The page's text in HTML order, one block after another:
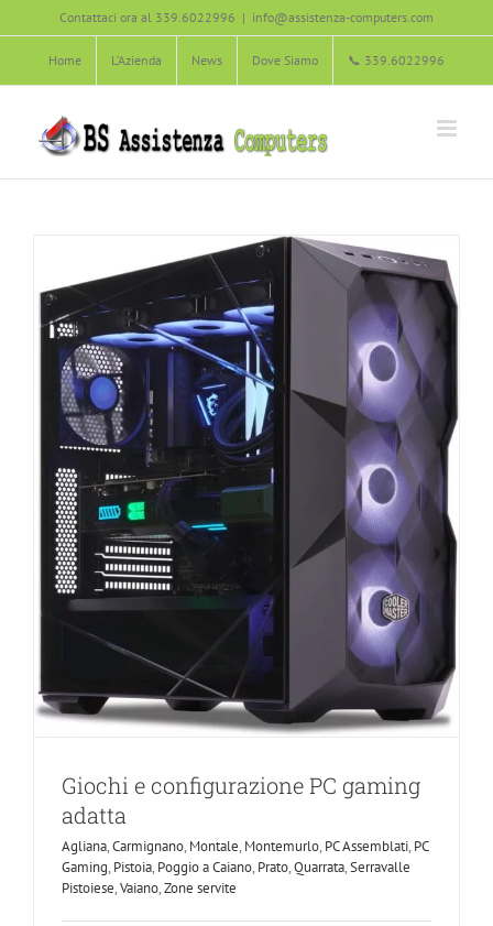
al
Contattaci ora al 339.6022996 | info@assistenza-computers.com
Home L’Azienda News Dove Siamo 📞 339.6022996
Agliana Carmignano Montale Montemurlo PC Assemblati
Giochi e configurazione PC gaming
adatta
Agliana,Carmignano, Montale, Montemurlo, PC Assemblati, PC
Gaming, Pistoia, Poggio a Caiano, Prato,Quarrata,Serravalle
Pistoiese,Vaiano,Zone servite